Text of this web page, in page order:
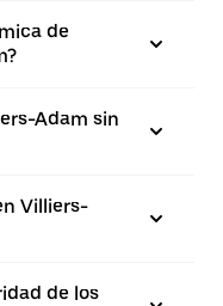
de
Adam sin
Villiers-
de los